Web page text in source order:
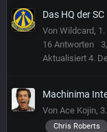
Das HQ der
Von Wildcard ,
16 Antworten
Aktualisiert 4.
Machinima
Von Ace Kojin,
Chris Roberts